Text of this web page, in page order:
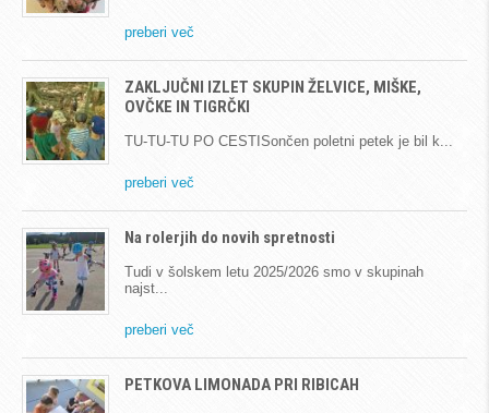
preberi več
ZAKLJUČNI IZLET SKUPIN ŽELVICE, MIŠKE,
OVČKE IN TIGRČKI
TU-TU-TU PO CESTISončen poletni petek je bil k
preberi več
Na rolerjih do novih spretnosti
Tudi v šolskem letu 2025/2026 smo v skupinah
najst
preberi več
PETKOVA LIMONADA PRI RIBICAH